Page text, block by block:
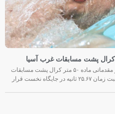
هومر عباسی، شناگر تیم ملی ایران، در دور مقدماتی ماده ۵۰ متر کرال پشت مسابقات